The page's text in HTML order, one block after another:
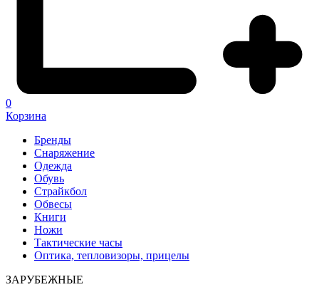
0
Корзина
Бренды
Снаряжение
Одежда
Обувь
Страйкбол
Обвесы
Книги
Ножи
Тактические часы
Оптика, тепловизоры, прицелы
ЗАРУБЕЖНЫЕ